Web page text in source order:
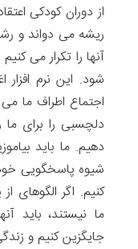
از دوران کودکی
ریشه می دواند و
آنها را تکرار می
شود. این نرم افزار
اجتماع اطراف ما می
دلچسبی را برای ما
دهیم. ما باید
شیوه پاسخگویی
کنیم. اگر
ما نیستند، باید
جایگزین کنیم و